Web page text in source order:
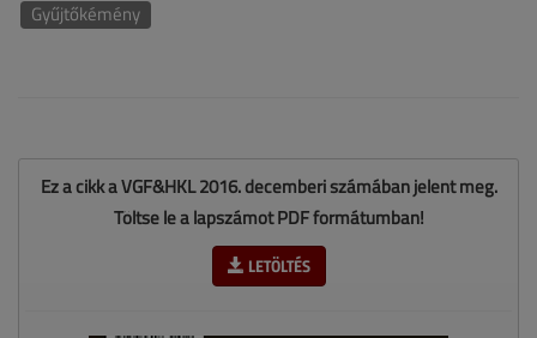
Gyűjtőkémény
Ez a cikk a VGF&HKL 2016. decemberi számában jelent meg.
Töltse le a lapszámot PDF formátumban!
LETÖLTÉS